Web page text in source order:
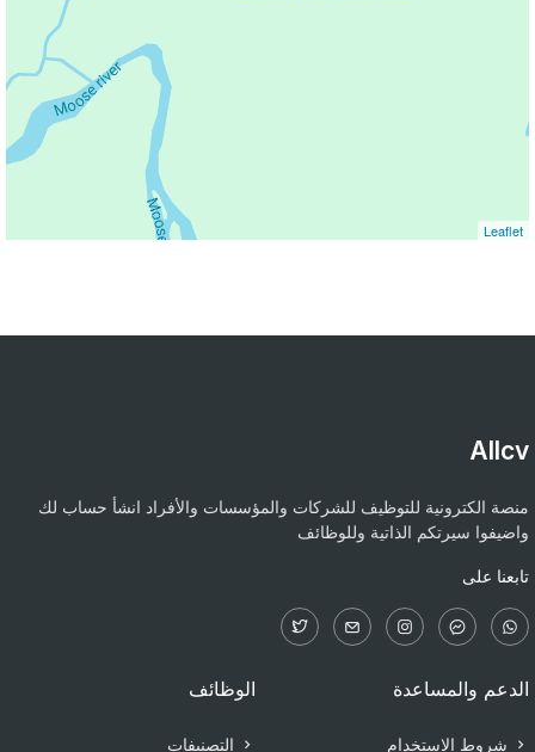
Leaflet
Allcv
منصة الكترونية للتوظيف للشركات والمؤسسات والأفراد انشأ حساب لك
واضيفوا سيرتكم الذاتية وللوظائف
تابعنا على
الدعم والمساعدة
شروط الاستخدام
الوظائف
التصنيفات